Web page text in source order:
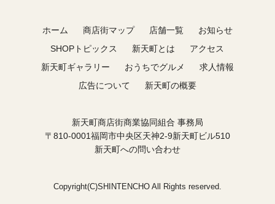
ホーム 商店街マップ 店舗一覧
お知らせ
SHOPトピックス
新天町とは
アクセス
新天町ギャラリー
おうちでグルメ
求人情報
広告について
新天町の概要
新天町商店街商業協同組合 事務局
〒810-0001福岡市中央区天神2-9新天町ビル510
新天町への問い合わせ
Copyright(C)SHINTENCHO All Rights reserved.